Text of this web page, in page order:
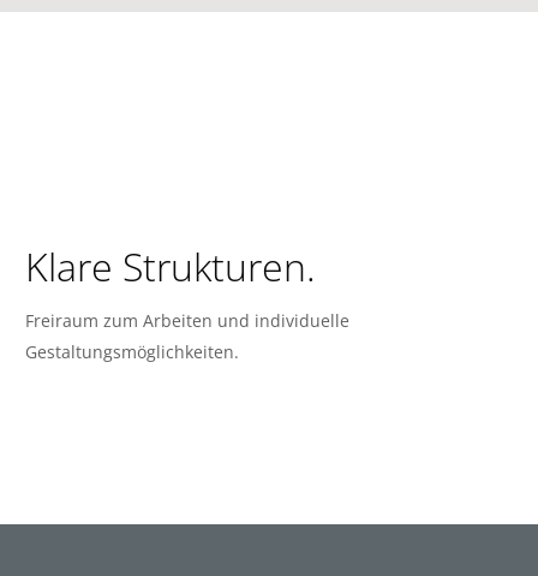
Klare Strukturen.
Freiraum zum Arbeiten und individuelle
Gestaltungsmöglichkeiten.